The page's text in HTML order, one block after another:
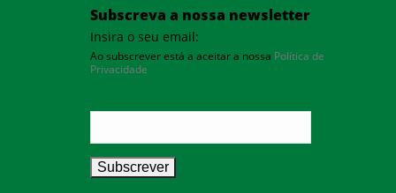
Subscreva a nossa newsletter
Insira o seu email:
Ao subscrever está a aceitar a nossa Política de
Privacidade